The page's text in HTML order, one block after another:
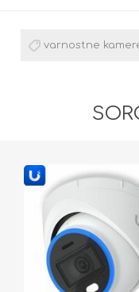
varnostne